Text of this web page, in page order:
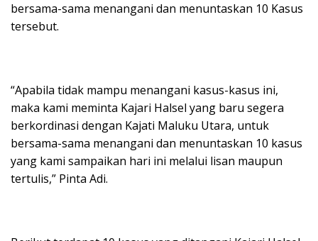
bersama-sama menangani dan menuntaskan 10 Kasus
tersebut.
“Apabila tidak mampu menangani kasus-kasus ini,
maka kami meminta Kajari Halsel yang baru segera
berkordinasi dengan Kajati Maluku Utara, untuk
bersama-sama menangani dan menuntaskan 10 kasus
yang kami sampaikan hari ini melalui lisan maupun
tertulis,” Pinta Adi.